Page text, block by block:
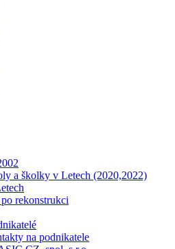
a školky v Letech (2020,2022)
rekonstrukci
na podnikatele